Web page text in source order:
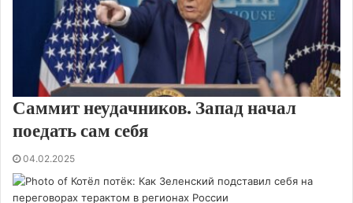
Саммит неудачников. Запад начал
поедать сам себя
04.02.2025